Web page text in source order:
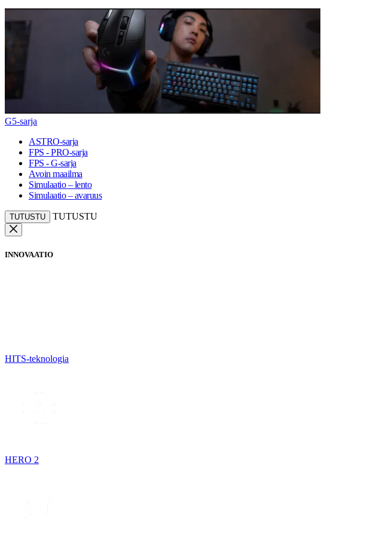
G5-sarja
ASTRO-sarja
FPS - PRO-sarja
FPS - G-sarja
Avoin maailma
Simulaatio – lento
Simulaatio – avaruus
TUTUSTU TUTUSTU
INNOVAATIO
HITS-teknologia
HERO 2